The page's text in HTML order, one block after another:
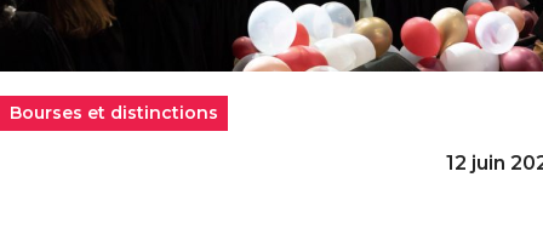
Bourses et distinctions
12 juin